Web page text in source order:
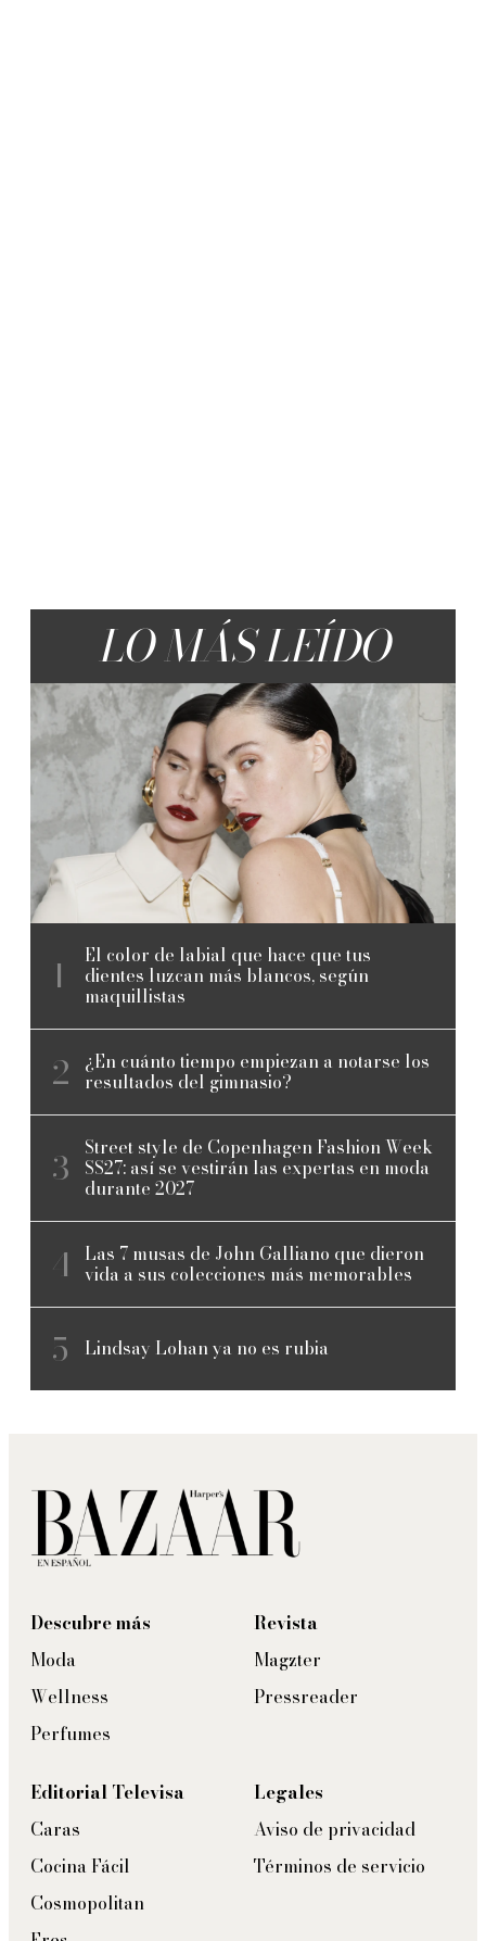
LO MÁS LEÍDO
El color de labial que hace que tus
dientes luzcan más blancos, según
maquillistas
¿En cuánto tiempo empiezan a notarse los
resultados del gimnasio?
Street style de Copenhagen Fashion Week
SS27: así se vestirán las expertas en moda
durante 2027
Las 7 musas de John Galliano que dieron
vida a sus colecciones más memorables
Lindsay Lohan ya no es rubia
Descubre más
Moda
Wellness
Perfumes
Revista
Magzter
Pressreader
Editorial Televisa
Caras
Cocina Fácil
Cosmopolitan
Legales
Aviso de privacidad
Términos de servicio